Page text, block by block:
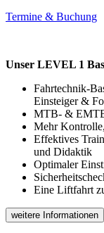
Termine & Buchung
Unser LEVEL 1
Fahrtechnik-
Einsteiger &
MTB- & EMTB
Mehr
Effektives
und Didaktik
Optimaler
Eine Liftfahrt
weitere Informationen